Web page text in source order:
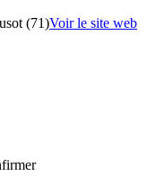
(71)Voir le site web